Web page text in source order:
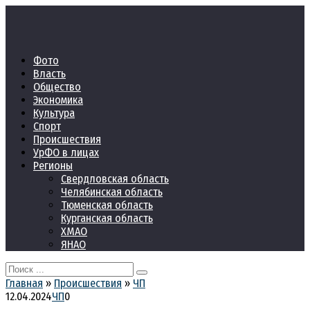
Фото
Власть
Общество
Экономика
Культура
Спорт
Происшествия
УрФО в лицах
Регионы
Свердловская область
Челябинская область
Тюменская область
Курганская область
ХМАО
ЯНАО
Search
for:
Главная » Происшествия » ЧП
12.04.2024ЧП0